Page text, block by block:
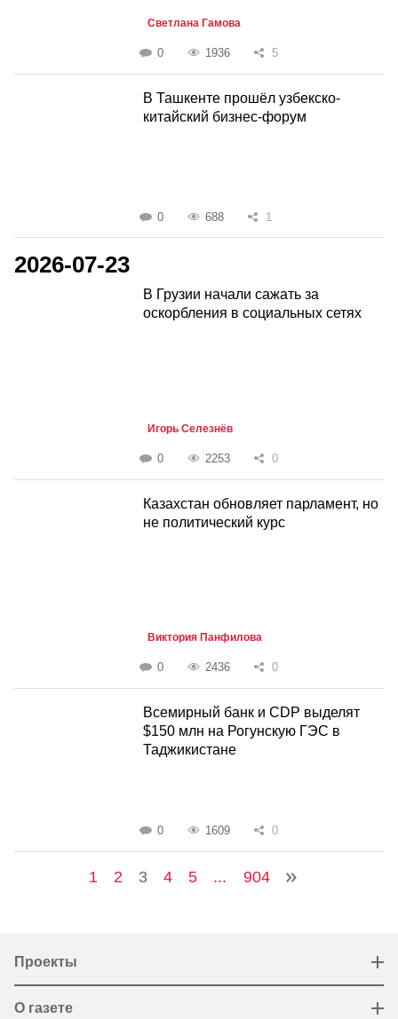
Светлана Гамова
0 1936 5
В Ташкенте прошёл узбекско-
китайский бизнес-форум
0 688 1
2026-07-23
В Грузии начали сажать за
оскорбления в социальных сетях
Игорь Селезнёв
0 2253 0
Казахстан обновляет парламент, но
не политический курс
Виктория Панфилова
0 2436 0
Всемирный банк и CDP выделят
$150 млн на Рогунскую ГЭС в
Таджикистане
0 1609 0
1 2 3 4 5 ... 904
Проекты
О газете